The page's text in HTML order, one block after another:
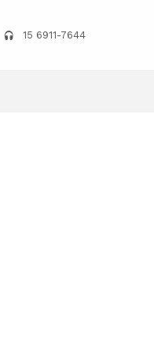
15 6911-7644